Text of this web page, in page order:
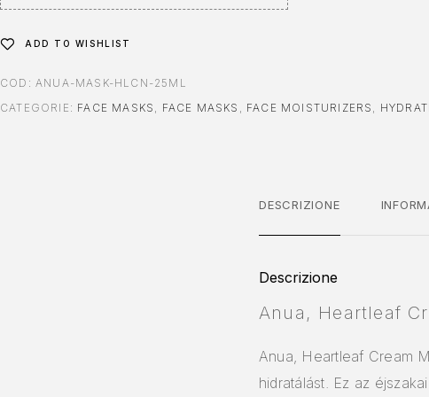
:
ADD TO WISHLIST
COD: ANUA-MASK-HLCN-25ML
CATEGORIE: FACE MASKS FACE MASKS FACE MOISTURIZERS
DESCRIZIONE
Descrizione
Anua, Heartleaf
Anua, Heartleaf Cream
hidratálást. Ez az